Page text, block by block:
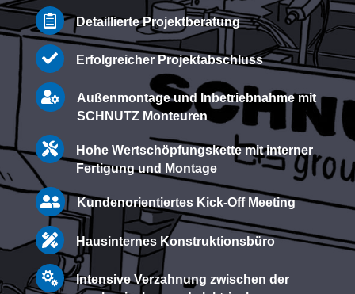
 Detaillierte Projektberatung
 Erfolgreicher Projektabschluss

Außenmontage und Inbetriebnahme mit
SCHNUTZ Monteuren

Hohe Wertschöpfungskette mit interner
Fertigung und Montage
 Kundenorientiertes Kick-Off Meeting
 Hausinternes Konstruktionsbüro

Intensive Verzahnung zwischen der